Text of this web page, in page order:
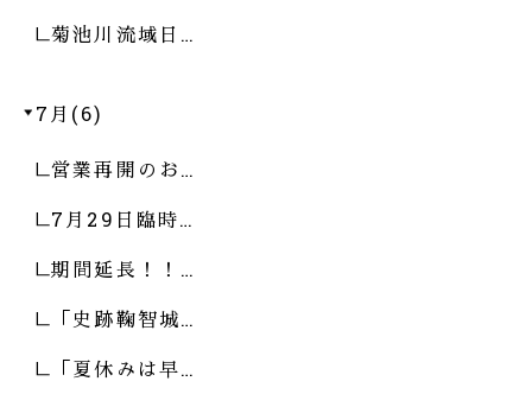
菊池川流域日…
7月(6)
営業再開のお…
7月29日臨時…
期間延長！！…
「史跡鞠智城…
「夏休みは早…